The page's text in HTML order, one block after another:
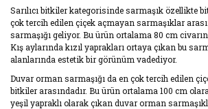
Sarılıcı bitkiler kategorisinde sarmaşık özellikte
çok tercih edilen çiçek açmayan sarmaşıklar
sarmaşığı geliyor. Bu ürün ortalama 80 cm
Kış aylarında kızıl yaprakları ortaya çıkan bu
alanlarında estetik bir görünüm vadediyor.
Duvar orman sarmaşığı da en çok tercih edilen
bitkiler arasındadır. Bu ürün ortalama 100 cm
yeşil yapraklı olarak çıkan duvar orman